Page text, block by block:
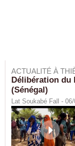
ACTUALITÉ À
Délibération du
(Sénégal)
Lat Soukabé Fall -